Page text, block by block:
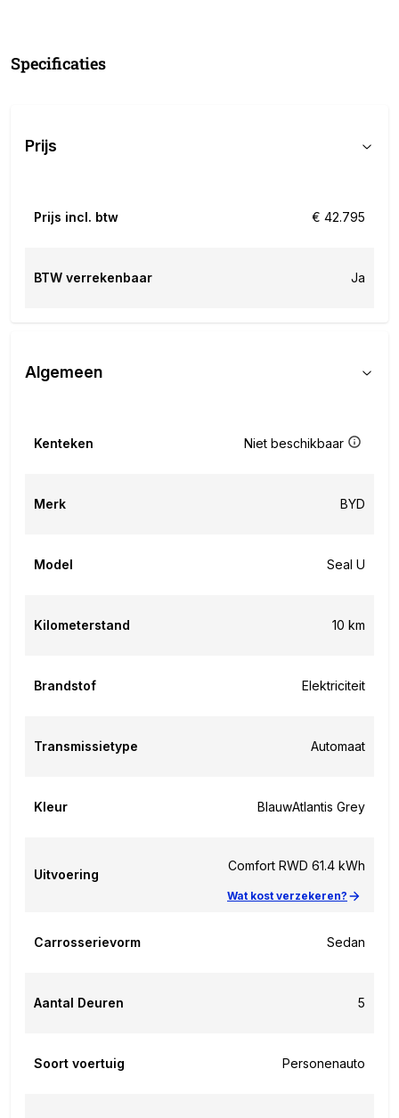
Specificaties
Prijs
Prijs incl. btw € 42.795
BTW verrekenbaar Ja
Algemeen
Kenteken Niet beschikbaar
Merk BYD
Model Seal U
Kilometerstand 10 km
Brandstof Elektriciteit
Transmissietype Automaat
Kleur BlauwAtlantis Grey
Uitvoering
Comfort RWD 61.4 kWh
Wat kost verzekeren?
Carrosserievorm Sedan
Aantal Deuren 5
Soort voertuig Personenauto